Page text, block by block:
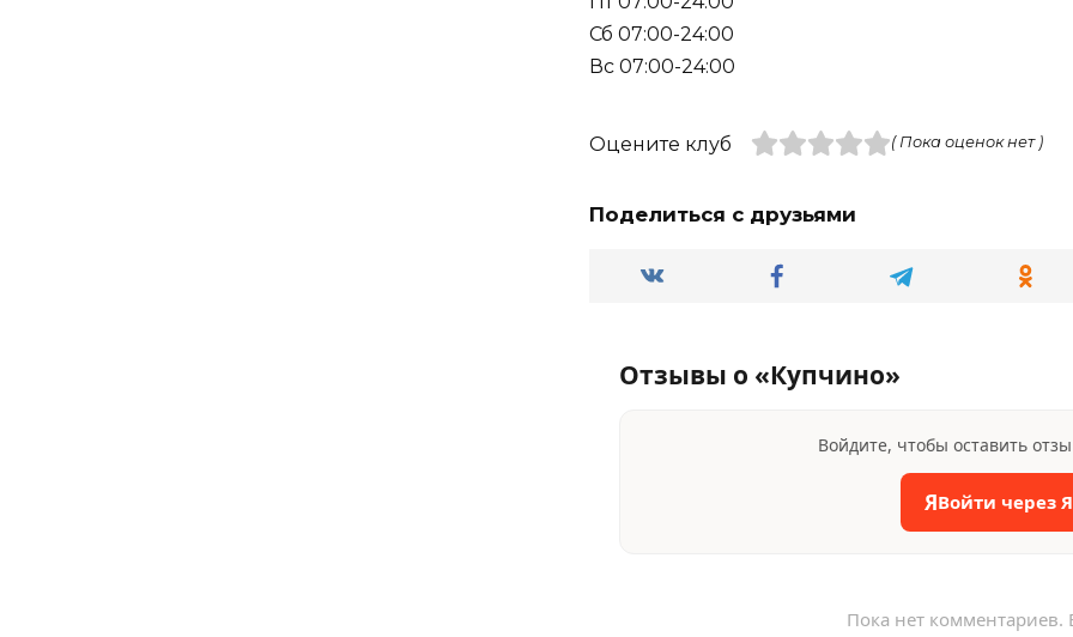
Сб 07:00-24:00
Вс 07:00-24:00
Оцените клуб ( Пока оценок нет )
Поделиться с друзьями
Отзывы о «Купчино»
Войдите, чтобы оставить
ЯВойти через
Пока нет комментариев.